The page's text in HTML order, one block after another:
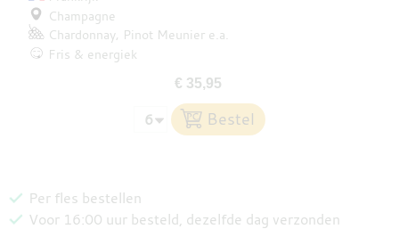
Champagne
Chardonnay Pinot Meunier e.a.
Fris & energiek
€ 35,95
Per fles bestellen
Voor 16:00 uur besteld, dezelfde dag verzonden